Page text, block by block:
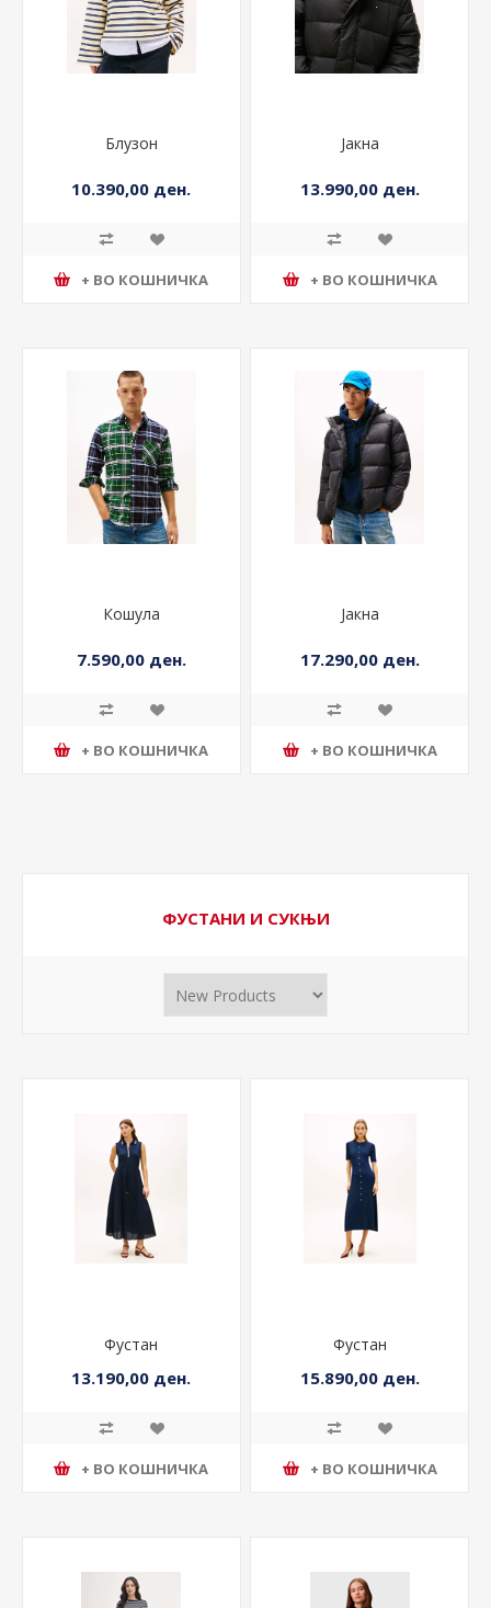
Блузон
10.390,00 ден.
+ ВО КОШНИЧКА
Јакна
13.990,00 ден.
+ ВО КОШНИЧКА
Кошула
7.590,00 ден.
+ ВО КОШНИЧКА
Јакна
17.290,00 ден.
+ ВО КОШНИЧКА
ФУСТАНИ И СУКЊИ
Фустан
13.190,00 ден.
+ ВО КОШНИЧКА
Фустан
15.890,00 ден.
+ ВО КОШНИЧКА